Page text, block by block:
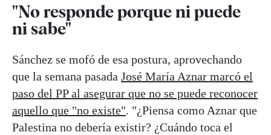
"No responde porque ni puede
ni sabe"
Sánchez se mofó de esa postura, aprovechando
que la semana pasada José María Aznar marcó el
paso del PP al asegurar que no se puede reconocer
aquello que "no existe". "¿Piensa como Aznar que
Palestina no debería existir? ¿Cuándo toca el